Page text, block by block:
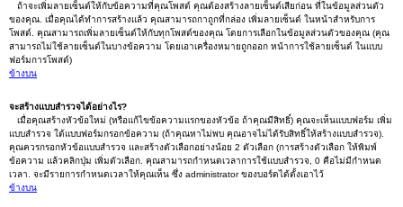
ถ้าจะเพิ่มลายเซ็นต์ให้กับข้อความที่คุณโพสต์ คุณต้องสร้างลายเซ็นต์เสียก่อน ที่ในข้อมูลส่วนตัว
ของคุณ. เมื่อคุณได้ทำการสร้างแล้ว คุณสามารถกาถูกที่กล่อง เพิ่มลายเซ็นต์ ในหน้าสำหรับการ
โพสต์. คุณสามารถเพิ่มลายเซ็นต์ให้กับทุกโพสต์ของคุณ โดยการเลือกในข้อมูลส่วนตัวของคุณ (คุณ
สามารถไม่ใช้ลายเซ็นต์ในบางข้อความ โดยเอาเครื่องหมายถูกออก หน้าการใช้ลายเซ็นต์ ในแบบ
ฟอร์มการโพสต์)
ข้างบน
จะสร้างแบบสำรวจได้อย่างไร?
เมื่อคุณสร้างหัวข้อใหม่ (หรือแก้ไขข้อความแรกของหัวข้อ ถ้าคุณมีสิทธิ์) คุณจะเห็นแบบฟอร์ม เพิ่ม
แบบสำรวจ ใต้แบบฟอร์มกรอกข้อความ (ถ้าคุณหาไม่พบ คุณอาจไม่ได้รับสิทธิ์ให้สร้างแบบสำรวจ).
คุณควรกรอกหัวข้อแบบสำรวจ และสร้างตัวเลือกอย่างน้อย 2 ตัวเลือก (การสร้างตัวเลือก ให้พิมพ์
ข้อความ แล้วคลิกปุ่ม เพิ่มตัวเลือก. คุณสามารถกำหนดเวลาการใช้แบบสำรวจ, 0 คือไม่มีกำหนด
เวลา. จะมีรายการกำหนดเวลาให้คุณเห็น ซึ่ง administrator ของบอร์ดได้ตั้งเอาไว้
ข้างบน